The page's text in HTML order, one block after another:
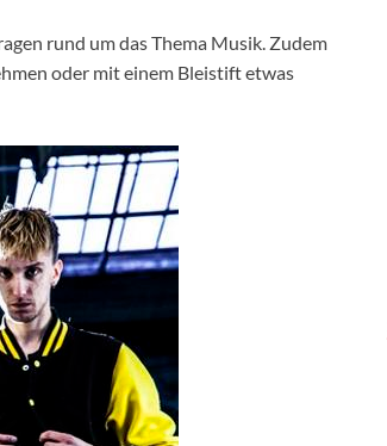
rund um das Thema Musik. Zudem
oder mit einem Bleistift etwas